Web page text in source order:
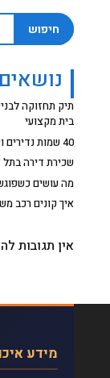
חיפוש
תיק תחזוקה
בית מקצועי
40 שמות נדירים ויוצאי דופן לבנות 2026 – מיוחדים במיוחד
שכירת דירה בתל אביב 2026 – המדריך המלא
מה עושים
איך קונים רכב משומש ב-2026 – המדריך
אין תגובות
מידע